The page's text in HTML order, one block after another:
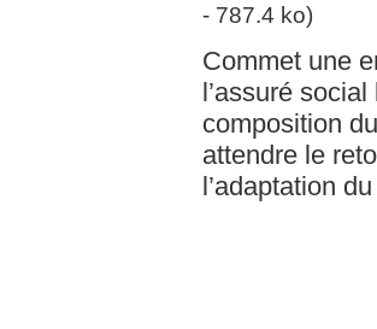
- 787.4 ko)
Commet une
l’assuré
composition
attendre le
l’adaptation